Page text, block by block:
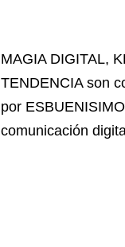
MAGIA DIGITAL,
TENDENCIAson
por
comunicación